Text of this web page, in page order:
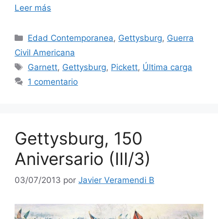
Leer más
Categorías
Edad Contemporanea, Gettysburg, Guerra
Civil Americana
Etiquetas
Garnett, Gettysburg, Pickett, Última carga
1 comentario
Gettysburg, 150
Aniversario (III/3)
03/07/2013 por Javier Veramendi B